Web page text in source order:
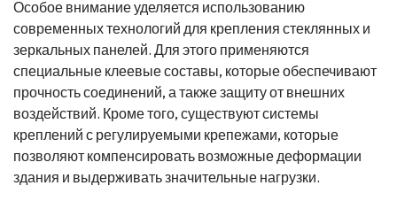
Особое внимание уделяется использованию
современных технологий для крепления стеклянных и
зеркальных панелей. Для этого применяются
специальные клеевые составы, которые обеспечивают
прочность соединений, а также защиту от внешних
воздействий. Кроме того, существуют системы
креплений с регулируемыми крепежами, которые
позволяют компенсировать возможные деформации
здания и выдерживать значительные нагрузки.